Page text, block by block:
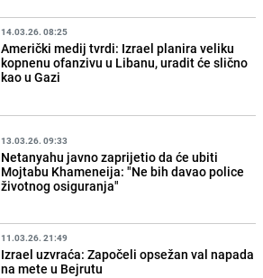
14.03.26. 08:25
Američki medij tvrdi: Izrael planira veliku
kopnenu ofanzivu u Libanu, uradit će slično
kao u Gazi
13.03.26. 09:33
Netanyahu javno zaprijetio da će ubiti
Mojtabu Khameneija: "Ne bih davao police
životnog osiguranja"
11.03.26. 21:49
Izrael uzvraća: Započeli opsežan val napada
na mete u Bejrutu